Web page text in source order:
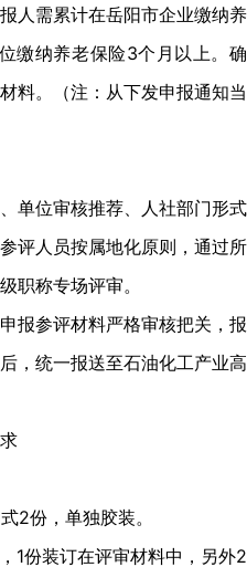
需累计在岳阳市企业缴纳养
缴纳养老保险3个月以上。确
料。（注：从下发申报通知当
位审核推荐、人社部门形式
评人员按属地化原则，通过所
职称专场评审。
参评材料严格审核把关，报
，统一报送至石油化工产业高
份，单独胶装。
份装订在评审材料中，另外2